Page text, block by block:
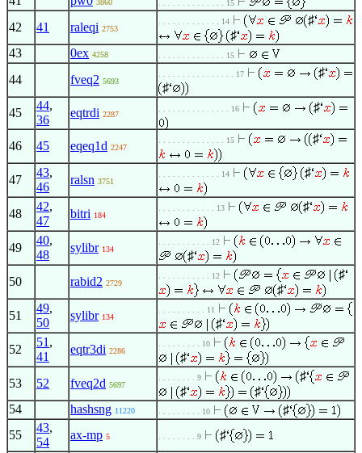
3860 . . . . . . . . . . . . . . 15
42 41 raleqi 2753
. . . . . . . . . . . . . 14
♯
♯
43
0ex 4258 . . . . . . . . . . . . . . 15
44 fveq2 5693
. . . . . . . . . . . . . . . . 17
♯
♯
45
44,
36
eqtrdi 2287
. . . . . . . . . . . . . . . 16 ♯
46 45 eqeq1d 2247
. . . . . . . . . . . . . . 15 ♯
47
43,
46
ralsn 3751
. . . . . . . . . . . . . 14 ♯
48
42,
47
bitri 184
. . . . . . . . . . . . 13 ♯
49
40,
48
sylibr 134
. . . . . . . . . . . 12
♯
50
rabid2 2729
. . . . . . . . . . . 12
♯
♯
51
49,
50
sylibr 134
. . . . . . . . . . 11
♯
52
51 ,
41
eqtr3di 2286
. . . . . . . . . 10
♯
53
52 fveq2d 5697
. . . . . . . . 9
♯
♯
♯
54
hashsng 11220 . . . . . . . . . 10
♯
55
43,
54
ax-mp 5 . . . . . . . . 9 ♯